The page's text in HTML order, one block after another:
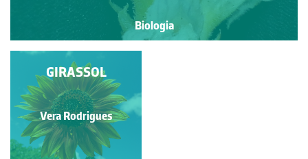
Biologia
GIRASSOL
Vera Rodrigues